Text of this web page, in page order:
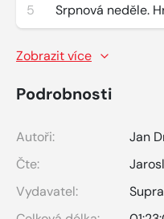
5 Srpnová neděle.
Zobrazit více
Podrobnosti
Autoři:
Jan
Čte:
Vydavatel: